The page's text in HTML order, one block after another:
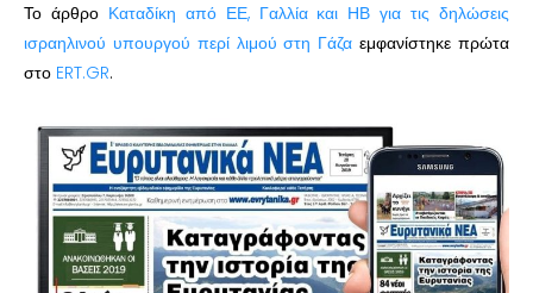
Το άρθρο Καταδίκη από ΕΕ, Γαλλία και ΗΒ για τις δηλώσεις
ισραηλινού υπουργού περί λιμού στη Γάζα εμφανίστηκε πρώτα
στο ERT.GR.